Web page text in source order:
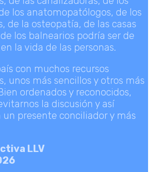
los anatomopatólogos, de los
de la osteopatía, de las casas
los balnearios podría ser de
la vida de las personas.
con muchos recursos
unos más sencillos y otros más
ordenados y reconocidos,
la discusión y así
un presente conciliador y más
LLV